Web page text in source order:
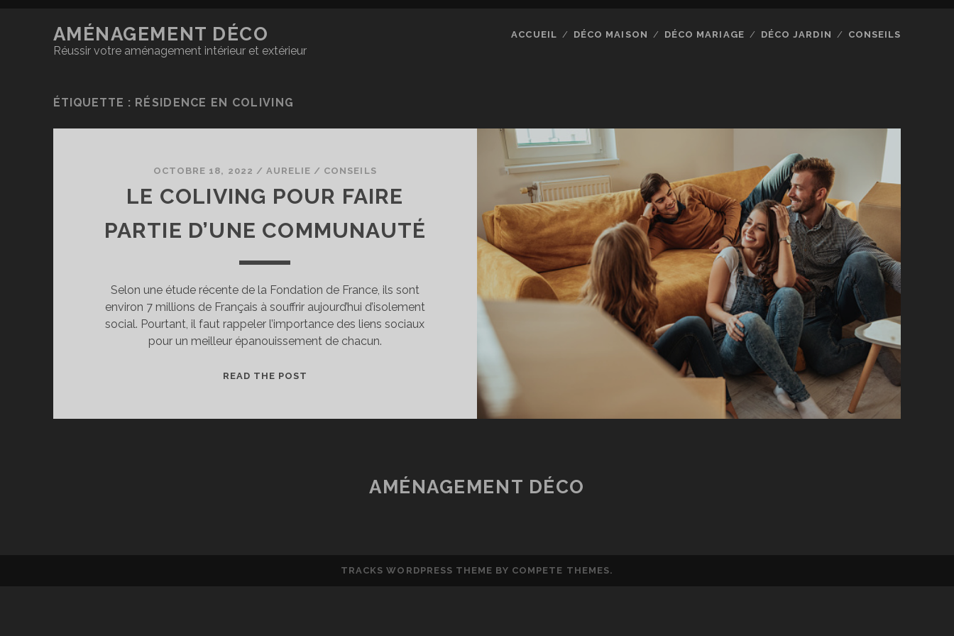
AMÉNAGEMENT DÉCO
Réussir votre aménagement intérieur et extérieur
ACCUEIL DÉCO MAISON DÉCO MARIAGE DÉCO JARDIN CONSEILS
ÉTIQUETTE : RÉSIDENCE EN COLIVING
OCTOBRE 18, 2022 / AURELIE / CONSEILS
LE COLIVING POUR FAIRE
PARTIE D’UNE COMMUNAUTÉ
Selon une étude récente de la Fondation de France, ils sont
environ 7 millions de Français à souffrir aujourd’hui d’isolement
social. Pourtant, il faut rappeler l’importance des liens sociaux
pour un meilleur épanouissement de chacun.
READ THE POST
AMÉNAGEMENT DÉCO
TRACKS WORDPRESS THEME BY COMPETE THEMES.